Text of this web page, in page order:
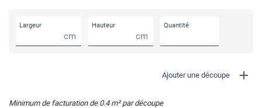
Largeur
cm
Hauteur
cm
Quantité
Ajouter une découpe
Minimum de facturation de 0.4m² par découpe